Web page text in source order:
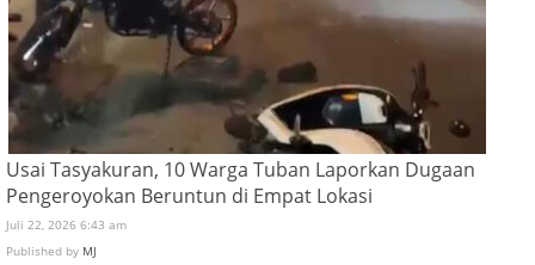
Usai Tasyakuran, 10 Warga Tuban Laporkan Dugaan
Pengeroyokan Beruntun di Empat Lokasi
Juli 22, 2026 6:43 am
Published by MJ